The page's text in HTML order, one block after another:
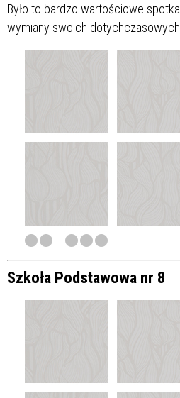
Było to bardzo wartościowe
wymiany swoich
Szkoła Podstawowa nr 8